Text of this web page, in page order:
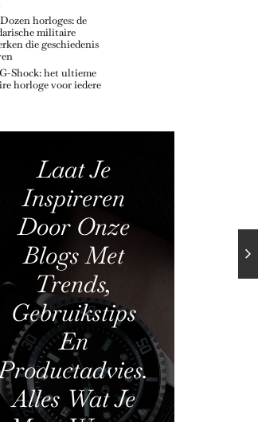
horloges: de
militaire
die geschiedenis
Shock: het ultieme
horloge voor iedere
Laat Je
Inspireren
Door Onze
Blogs Met
Trends,
Gebruikstips
En
Alles Wat Je